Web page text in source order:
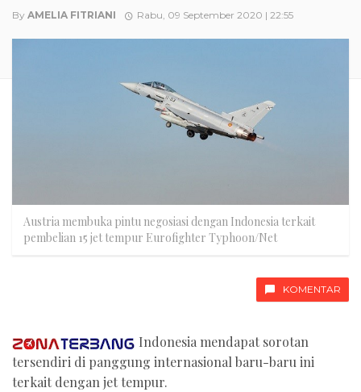
By AMELIA FITRIANI Rabu, 09 September 2020 | 22:55
Austria membuka pintu negosiasi dengan Indonesia terkait
pembelian 15 jet tempur Eurofighter Typhoon/Net
KOMENTAR
Indonesia mendapat sorotan
tersendiri di panggung internasional baru-baru ini
terkait dengan jet tempur.